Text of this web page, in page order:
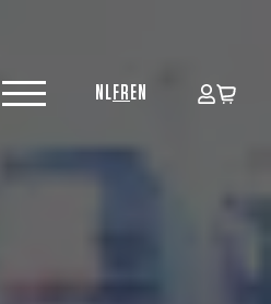
NL FR EN